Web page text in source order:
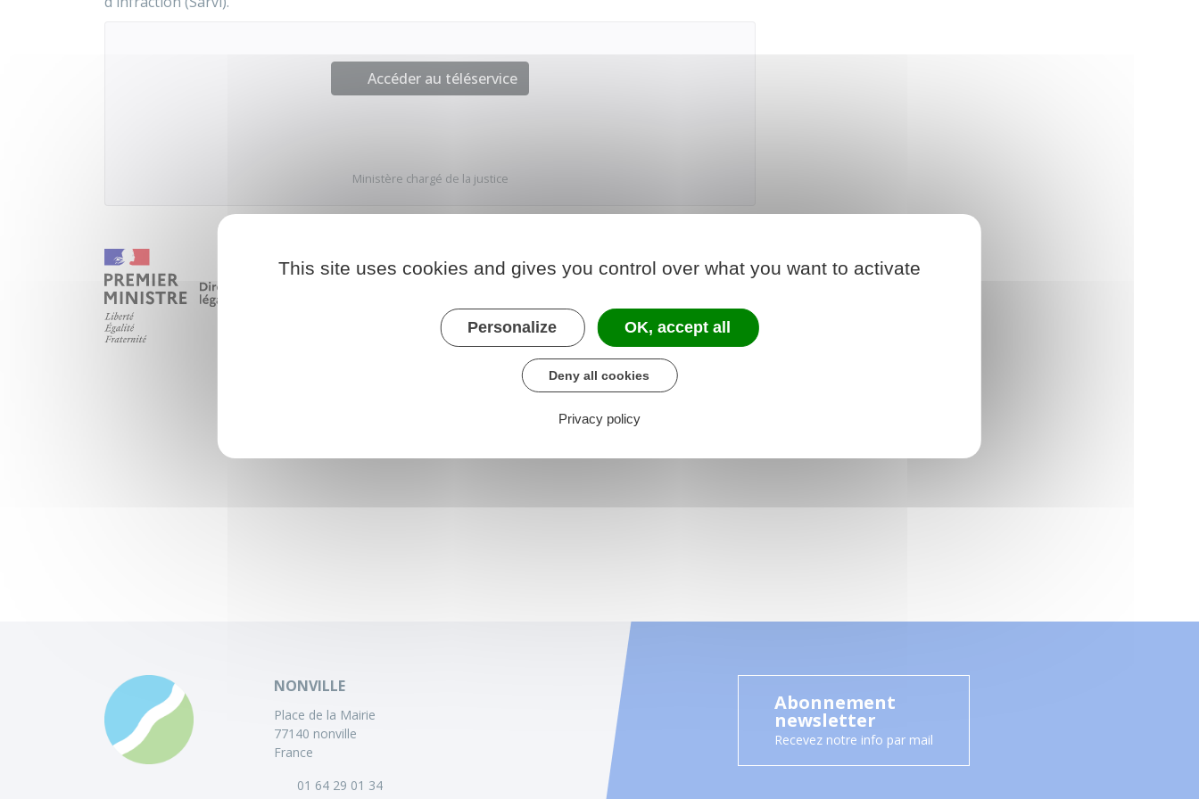
Accéder au téléservice
Ministère chargé de la justice
NONVILLE
Place de la Mairie
77140 nonville
France
01 64 29 01 34
Abonnement
newsletter
Recevez notre info par mail
This site uses cookies and gives you control over what you want to activate
Personalize OK, accept all
Deny all cookies
Privacy policy